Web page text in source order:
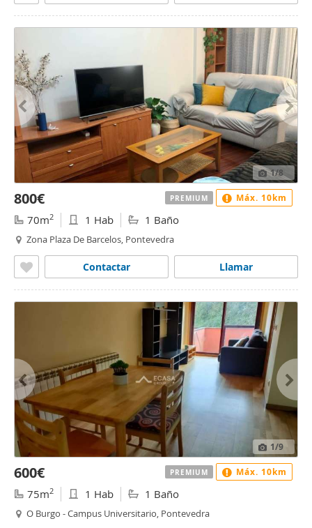
1/8
800€
70m2 1 Hab 1 Baño
Zona Plaza De Barcelos, Pontevedra
Llamar
Contactar
PREMIUM Máx. 10km
1/9
600€
75m2 1 Hab 1 Baño
O Burgo - Campus Universitario, Pontevedra
PREMIUM Máx. 10km